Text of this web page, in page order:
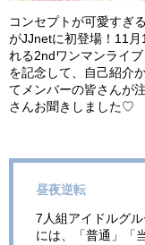
コンセプトが可愛すぎ
がJJnetに初登場！11
れる2ndワンマンライ
を記念して、自己紹介
てメンバーの皆さんが
さんお聞きしました♡
昼夜逆転
7人組アイドルグ
には、「普通」「